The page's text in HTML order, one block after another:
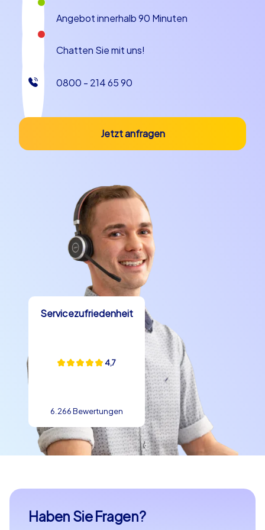
Servicezufriedenheit
4,7
6.266 Bewertungen
Angebot innerhalb 90 Minuten
Chatten Sie mit uns!
0800 - 214 65 90
Jetzt anfragen
Haben Sie Fragen?